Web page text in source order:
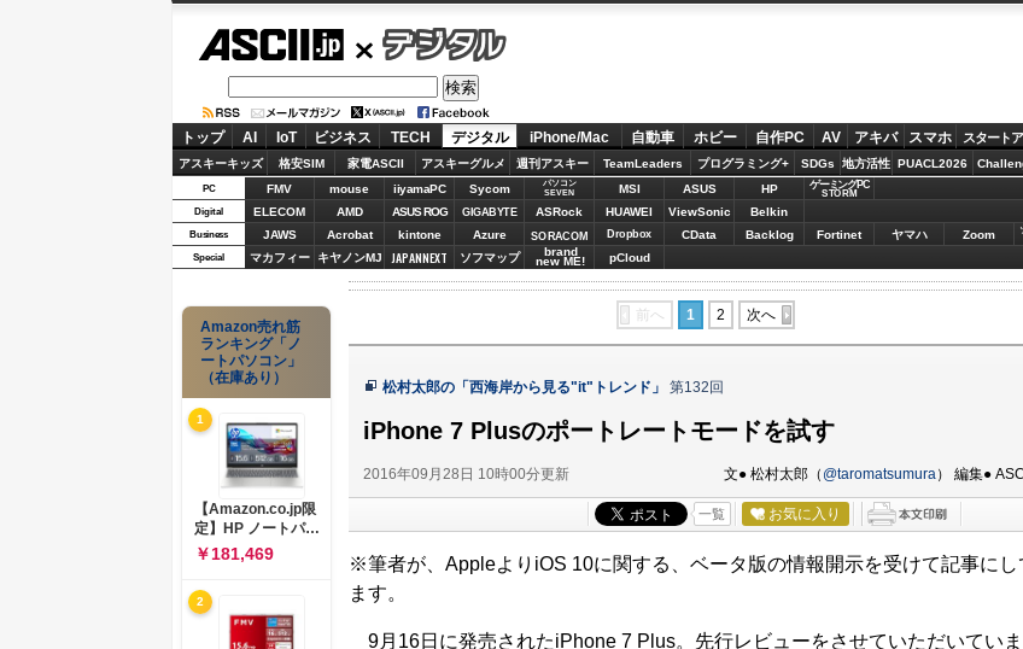
デジタル
トップ AI IoT ビジネス TECH デジタル iPhone/Mac 自動車 ホビー 自作PC AV アキバ スマホ スタート
アスキーキッズ 格安SIM 家電ASCII アスキーグルメ 週刊アスキー TeamLeaders プログラミング+ SDGs 地方活性 PUACL2026
PC FMV mouse iiyamaPC Sycom
パソコン
SEVEN
MSI ASUS HP ゲーミングPC
STORM
Digital ELECOM AMD ASUS ROG GIGABYTE ASRock HUAWEI ViewSonic Belkin
Business JAWS Acrobat kintone Azure SORACOM Dropbox CData Backlog Fortinet ヤマハ Zoom
Special マカフィー キヤノンMJ JAPANNEXT ソフマップ brand
new ME! pCloud
前へ 1 2 次へ
松村太郎の「西海岸から見る"it"トレンド」 第132回
iPhone 7 Plusのポートレートモードを試す
2016年09月28日 10時00分更新 文● 松村太郎（ @taromatsumura ） 編集●
一覧 お気に入り
※筆者が、AppleよりiOS 10に関する、ベータ版の情報開示を受けて記事にし
ます。
9月16日に発売されたiPhone 7 Plus。先行レビューをさせていただいてい
Amazon売れ筋
ランキング「ノ
ートパソコン」
（在庫あり）
1
【Amazon.co.jp限
定】HP ノートパソ
コン 15-fd 15.6イン
チ インテル Core 5
120U メモリ16GB
SSD512GB
Windows 11
Microsoft Office
￥181,469
2